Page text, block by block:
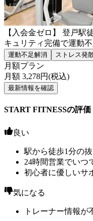
【入会金ゼロ】 登戸駅
キュリティ完備で運動
運動不足解消 ストレス発
月額プラン
月額 3,278円(税込)
最新情報を確認
START FITNESSの評価
良い
駅から徒歩1分の
24時間営業でいつ
初心者に優しいサ
気になる
トレーナー情報が